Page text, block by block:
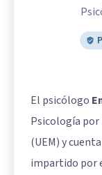
El psicólogo
Psicología por
(UEM) y
impartido por